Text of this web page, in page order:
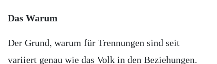
Das Warum
Der Grund, warum für Trennungen sind seit
variiert genau wie das Volk in den Beziehungen.